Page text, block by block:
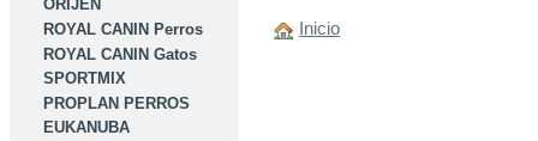
ORIJEN
ROYAL CANIN Perros
ROYAL CANIN Gatos
SPORTMIX
PROPLAN PERROS
EUKANUBA
Inicio